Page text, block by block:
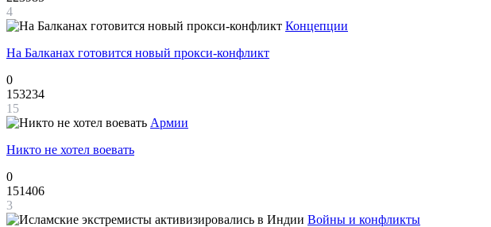
4
Концепции
На Балканах готовится новый прокси-конфликт
0
153234
15
Армии
Никто не хотел воевать
0
151406
3
Войны и конфликты